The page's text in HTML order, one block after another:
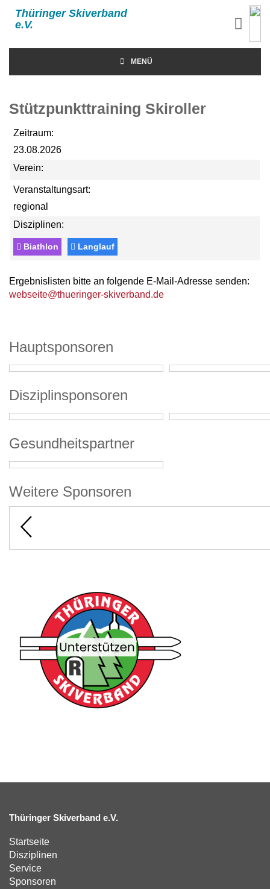
Thüringer Skiverband
e.V.
MENÜ
Stützpunkttraining Skiroller
Zeitraum:
23.08.2026
Verein:
Veranstaltungsart:
regional
Disziplinen:
Biathlon Langlauf
Ergebnislisten bitte an folgende E-Mail-Adresse senden:
webseite@thueringer-skiverband.de
Hauptsponsoren
Disziplinsponsoren
Gesundheitspartner
Weitere Sponsoren
Thüringer Skiverband e.V.
Startseite
Disziplinen
Service
Sponsoren